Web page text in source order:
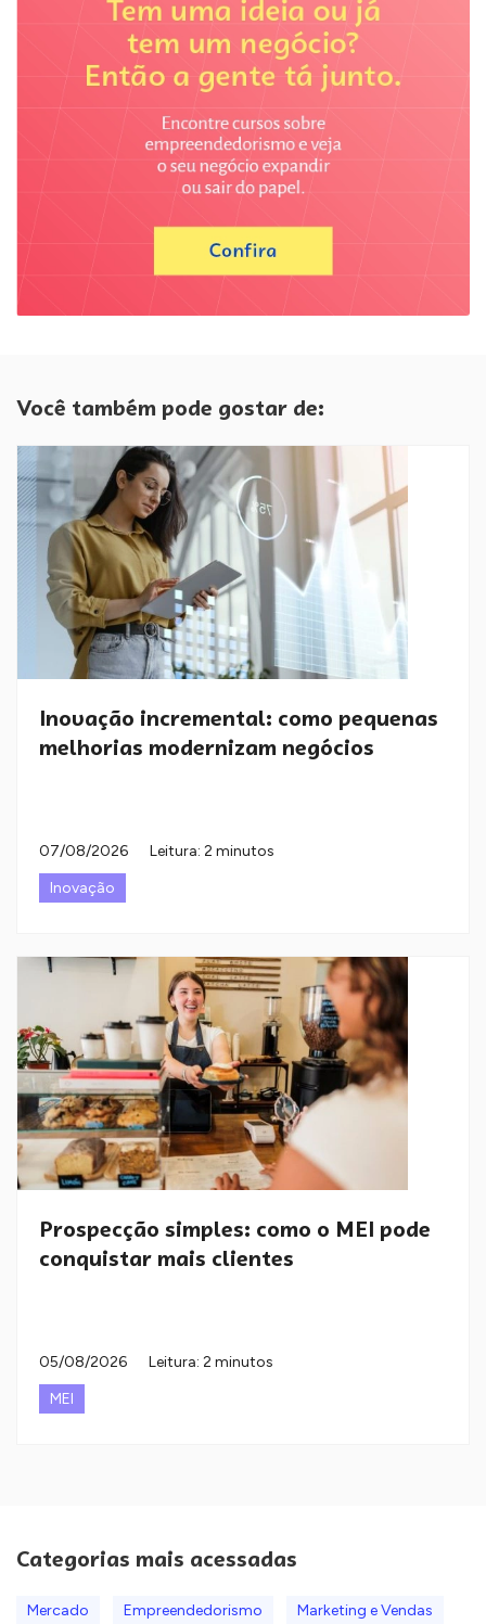
Você também pode gostar de:
Inovação incremental: como pequenas
melhorias modernizam negócios
07/08/2026
Leitura: 2 minutos
Inovação
Prospecção simples: como o MEI pode
conquistar mais clientes
05/08/2026
Leitura: 2 minutos
MEI
Categorias mais acessadas
Mercado Empreendedorismo Marketing e Vendas